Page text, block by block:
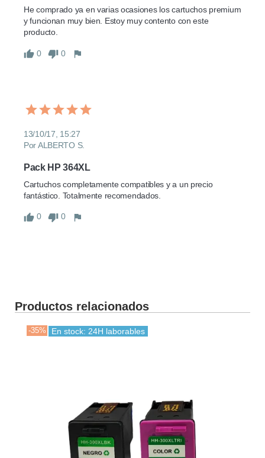
He comprado ya en varias ocasiones los cartuchos premium
y funcionan muy bien. Estoy muy contento con este
producto.
0 0
13/10/17, 15:27
Por ALBERTO S.
Pack HP 364XL
Cartuchos completamente compatibles y a un precio
fantástico. Totalmente recomendados.
0 0
Productos relacionados
-35% En stock: 24H laborables